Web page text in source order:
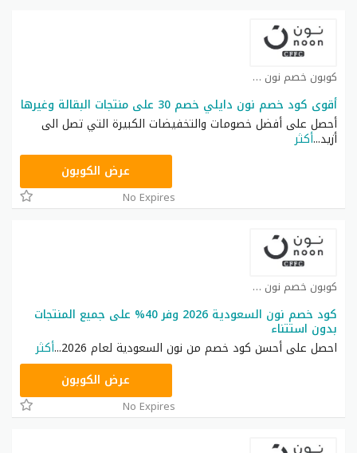
كوبون خصم نون كوبون
أقوى كود خصم نون دايلي خصم 30 على منتجات البقالة وغيرها
أحصل على أفضل خصومات والتخفيضات الكبيرة التي تصل الى
أزيد...أكثر
عرض الكوبون
No Expires
كوبون خصم نون كوبون
كود خصم نون السعودية 2026 وفر 40% على جميع المنتجات
بدون استتناء
احصل على أحسن كود خصم من نون السعودية لعام 2026
...أكثر
RRF24عرض الكوبون
No Expires